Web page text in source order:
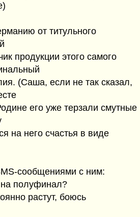
от титульного
продукции этого самого
(Саша, если не так сказал,
его уже терзали смутные
на него счастья в виде
сообщениями с ним:
полуфинал?
растут, боюсь